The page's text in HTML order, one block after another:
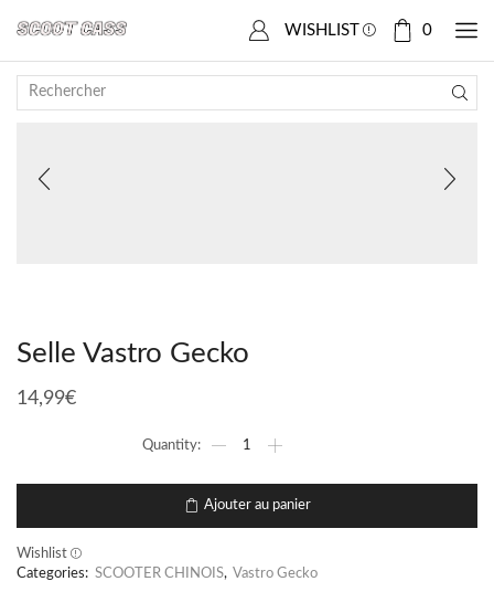
WISHLIST 0
Accueil Boutique SCOOTER CHINOIS Vastro Gecko
Selle Vastro Gecko
14,99€
Ajouter au panier
Wishlist
Categories: SCOOTER CHINOIS, Vastro Gecko